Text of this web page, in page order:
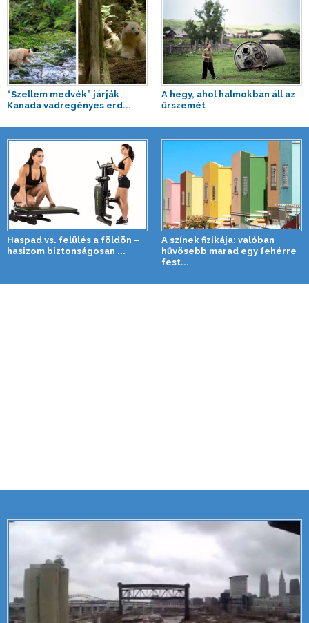
“Szellem medvék” járják
Kanada vadregényes erd...
A hegy, ahol halmokban áll az
űrszemét
Haspad vs. felülés a földön –
hasizom biztonságosan ...
A színek fizikája: valóban
hűvösebb marad egy fehérre
fest...